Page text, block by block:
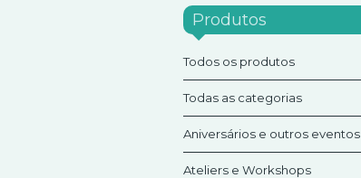
Produtos
Todos os produtos
Todas as categorias
Aniversários e outros eventos
Ateliers e Workshops